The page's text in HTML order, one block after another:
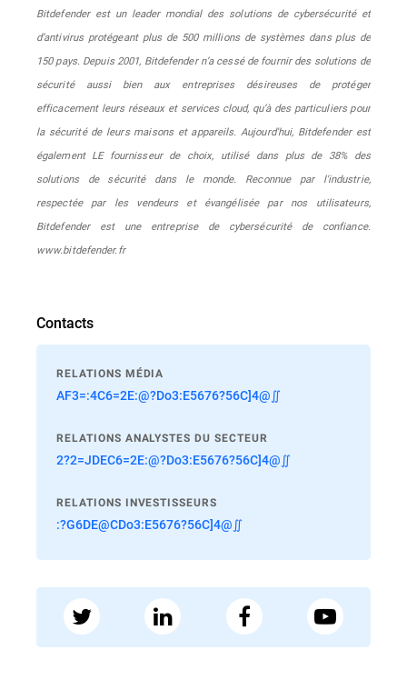
Bitdefender est un leader mondial des solutions de cybersécurité et
d’antivirus protégeant plus de 500 millions de systèmes dans plus de
150 pays. Depuis 2001, Bitdefender n’a cessé de fournir des solutions de
sécurité aussi bien aux entreprises désireuses de protéger
efficacement leurs réseaux et services cloud, qu’à des particuliers pour
la sécurité de leurs maisons et appareils. Aujourd'hui, Bitdefender est
également LE fournisseur de choix, utilisé dans plus de 38% des
solutions de sécurité dans le monde. Reconnue par l'industrie,
respectée par les vendeurs et évangélisée par nos utilisateurs,
Bitdefender est une entreprise de cybersécurité de confiance.
www.bitdefender.fr
Contacts
RELATIONS MÉDIA
AF3=:4C6=2E:@?Do3:E5676?56C]4@∬
RELATIONS ANALYSTES DU SECTEUR
2?2=JDEC6=2E:@?Do3:E5676?56C]4@∬
RELATIONS INVESTISSEURS
:?G6DE@CDo3:E5676?56C]4@∬